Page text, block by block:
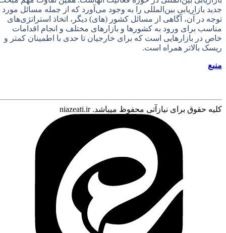
تماس با ما
جدید بازاریابی بین‌المللی را به وجود می‌آورد که از جمله مسائل مورد
توجه در آن، آگاهی از مسائل کشور (های) دیگر، اتخاذ استراتژی‌های
مناسب برای ورود به کشورها و بازارهای مختلف و انجام اقدامات
خاص در بازارهایی است که برای خارجیان تا حدی با اطمینان کمتر و
ریسک بالاتر همراه است.
منبع
کلیه حقوق برای نیازآتی محفوظ میباشد. niazeati.ir